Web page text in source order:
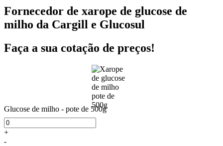
Fornecedor de xarope de glucose de
milho da Cargill e Glucosul
Faça a sua cotação de preços!
Glucose de milho - pote de 500g
+
-